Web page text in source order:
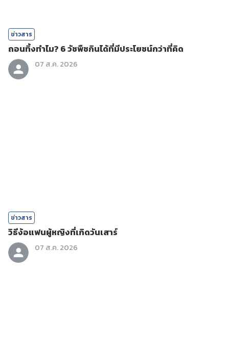
ข่าวสาร
ถอนทิ้งทำไม? 6 วัชพืชกินได้ที่มีประโยชน์กว่าที่คิด
07 ส.ค. 2026
ข่าวสาร
วิธีง้อแฟนผู้หญิงที่เกิดวันเสาร์
07 ส.ค. 2026